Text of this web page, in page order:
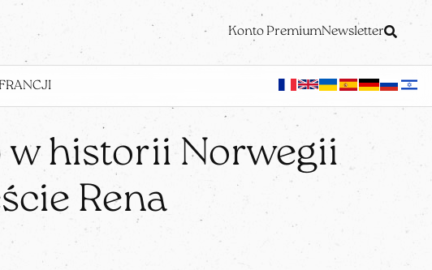
Konto PremiumNewsletter
historii Norwegii
Rena